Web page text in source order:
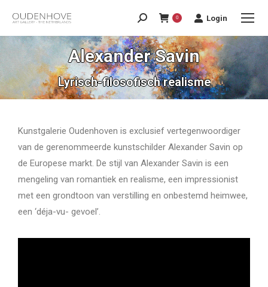
0 Login
Alexander Savin
Lyrisch-filosofisch realisme
Kunstgalerie Oudenhoven is exclusief vertegenwoordiger
van de gerenommeerde kunstschilder Alexander Savin op
de Europese markt. De stijl van Alexander Savin is een
mengeling van romantiek en realisme, een impressionist
met een grondtoon van verstilling en onbestemd heimwee,
een ‘déja-vu- gevoel’.